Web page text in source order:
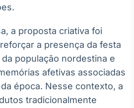
Broadcast
Componentes
para conteúdos e
funcionalidades
Broadcast
a proposta criativa foi
a presença da festa
população nordestina e
afetivas associadas
época. Nesse contexto, a
tradicionalmente